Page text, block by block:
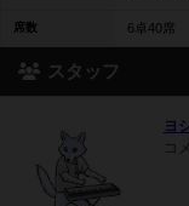
席数 6卓40席
スタッフ
ヨ
コ